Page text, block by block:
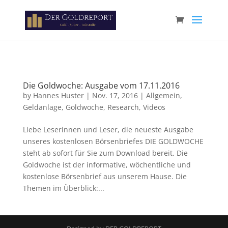
Die Goldwoche: Ausgabe vom 17.11.2016
by Hannes Huster| Nov. 17, 2016| Allgemein,
Geldanlage, Goldwoche, Research, Videos
Liebe Leserinnen und Leser, die neueste Ausgabe
unseres kostenlosen Börsenbriefes DIE GOLDWOCHE
steht ab sofort für Sie zum Download bereit. Die
Goldwoche ist der informative, wöchentliche und
kostenlose Börsenbrief aus unserem Hause. Die
Themen im Überblick:...